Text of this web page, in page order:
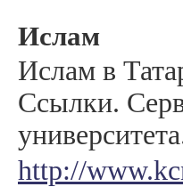
Ислам
Ислам в
Ссылки.
http://